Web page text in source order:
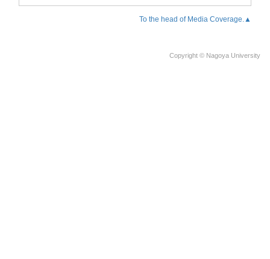
To the head of Media Coverage.▲
Copyright © Nagoya University